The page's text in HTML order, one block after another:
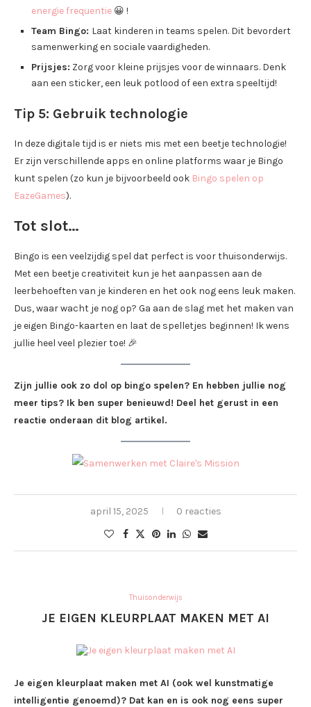
energie frequentie 😀 !
Team Bingo: Laat kinderen in teams spelen. Dit bevordert
samenwerking en sociale vaardigheden.
Prijsjes: Zorg voor kleine prijsjes voor de winnaars. Denk
aan een sticker, een leuk potlood of een extra speeltijd!
Tip 5: Gebruik technologie
In deze digitale tijd is er niets mis met een beetje technologie!
Er zijn verschillende apps en online platforms waar je Bingo
kunt spelen (zo kun je bijvoorbeeld ook Bingo spelen op
EazeGames).
Tot slot…
Bingo is een veelzijdig spel dat perfect is voor thuisonderwijs.
Met een beetje creativiteit kun je het aanpassen aan de
leerbehoeften van je kinderen en het ook nog eens leuk maken.
Dus, waar wacht je nog op? Ga aan de slag met het maken van
je eigen Bingo-kaarten en laat de spelletjes beginnen! Ik wens
jullie heel veel plezier toe! 🎉
Zijn jullie ook zo dol op bingo spelen? En hebben jullie nog
meer tips? Ik ben super benieuwd! Deel het gerust in een
reactie onderaan dit blog artikel.
april 15, 2025 0 reacties
Thuisonderwijs
JE EIGEN KLEURPLAAT MAKEN MET AI
Je eigen kleurplaat maken met AI (ook wel kunstmatige
intelligentie genoemd)? Dat kan en is ook nog eens super